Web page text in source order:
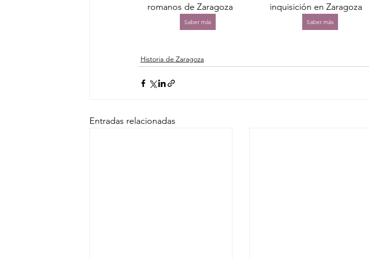
romanos de Zaragoza
Saber más
inquisición en Zaragoza
Saber más
Historia de Zaragoza
Entradas relacionadas